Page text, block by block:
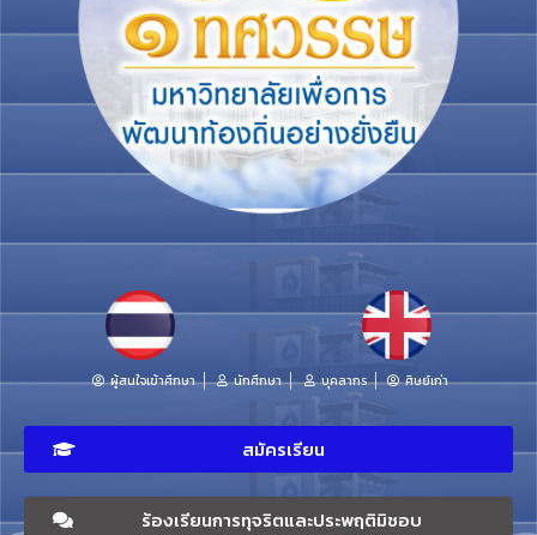
ผู้สนใจเข้าศึกษา นักศึกษา บุคลากร ศิษย์เก่า
สมัครเรียน
ร้องเรียนการทุจริตและประพฤติมิชอบ